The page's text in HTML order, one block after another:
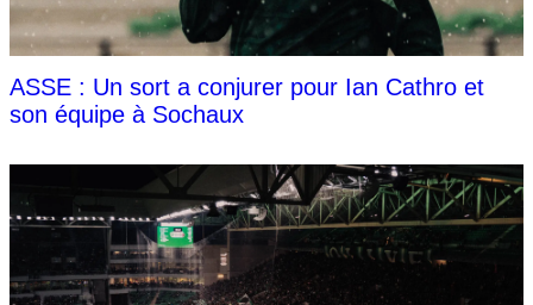
ASSE : Un sort a conjurer pour Ian Cathro et
son équipe à Sochaux